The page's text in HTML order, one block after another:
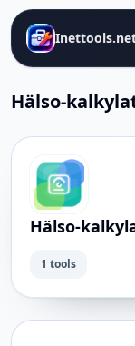
Hälso-
Hälso-
1 tools